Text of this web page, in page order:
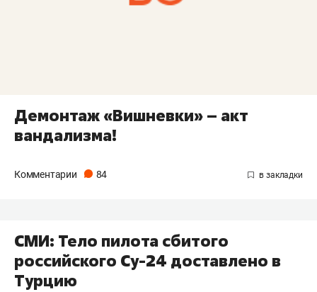
Демонтаж «Вишневки» – акт
вандализма!
Комментарии 84
СМИ: Тело пилота сбитого
российского Су-24 доставлено в
Турцию